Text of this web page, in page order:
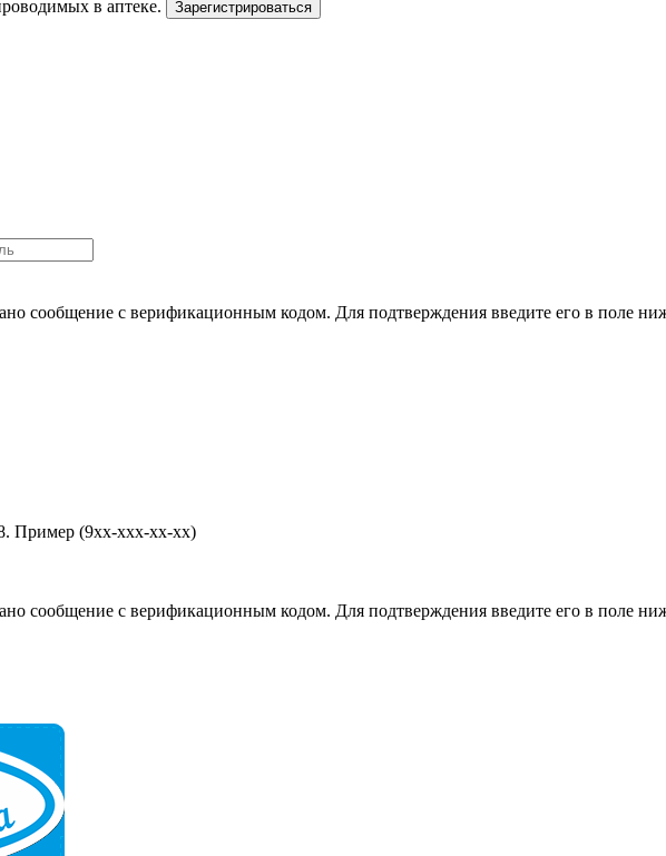
в аптеке. Зарегистрироваться
сообщение с верификационным кодом. Для подтверждения введите его в поле
Пример (9хх-ххх-хх-хх)
сообщение с верификационным кодом. Для подтверждения введите его в поле